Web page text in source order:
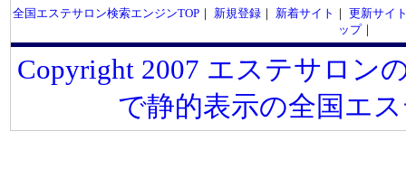
全国エステサロン検索エンジンTOP｜ 新規登録｜ 新着サイト ｜ 更新サイ
ップ｜
Copyright 2007 エステサロン
で静的表示の全国エ